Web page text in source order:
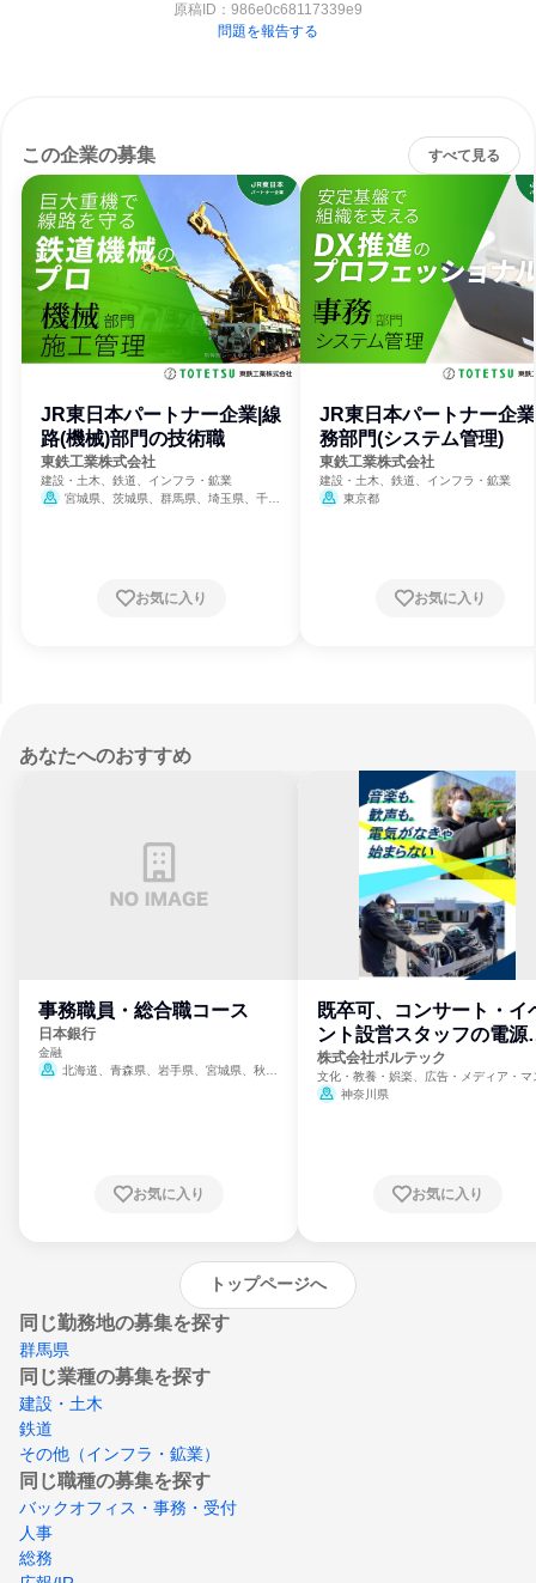
原稿ID： 986e0c68117339e9
問題を報告する
この企業の募集 すべて見る
JR東日本パートナー企業|線
路(機械)部門の技術職
東鉄工業株式会社
建設・土木、鉄道、インフラ・鉱業
宮城県、茨城県、群馬県、埼玉県、千葉
お気に入り
JR東日本パートナー企
務部門(システム管理)
東鉄工業株式会社
建設・土木、鉄道、インフラ・鉱業
東京都
お気に入り
あなたへのおすすめ
事務職員・総合職コース
日本銀行
金融
北海道、青森県、岩手県、宮城県、秋田
崎県、熊本県、大分県、宮崎県、鹿児島県、
お気に入り
既卒可、コンサート・イ
ント設営スタッフの電源
門
株式会社ボルテック
文化・教養・娯楽、広告・メディア・マ
ミ、電力・ガス・水道・エネルギー
神奈川県
お気に入り
トップページへ
同じ勤務地の募集を探す
群馬県
同じ業種の募集を探す
建設・土木
鉄道
その他（インフラ・鉱業）
同じ職種の募集を探す
バックオフィス・事務・受付
人事
総務